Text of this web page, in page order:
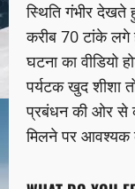
स्थिति गंभीर देखते
करीब 70 टांके लगे
घटना का वीडियो
पर्यटक खुद शीशा
प्रबंधन की ओर से
मिलने पर आवश्यक